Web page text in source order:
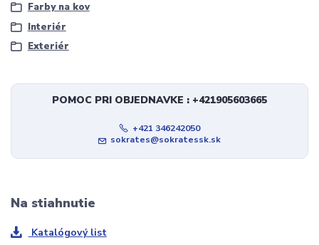
Farby na kov
Interiér
Exteriér
POMOC PRI OBJEDNAVKE : +421905603665
+421 346242050
sokrates@sokratessk.sk
Na stiahnutie
Katalógový list